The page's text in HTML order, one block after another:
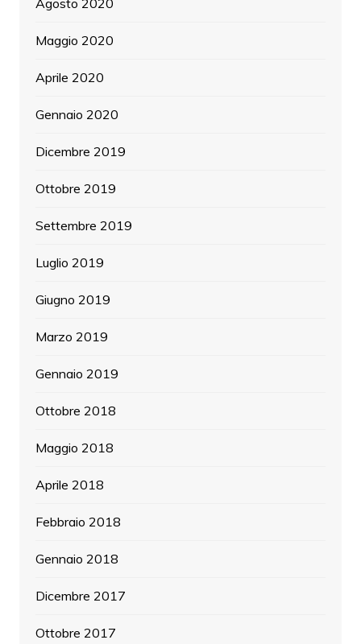
Agosto 2020
Maggio 2020
Aprile 2020
Gennaio 2020
Dicembre 2019
Ottobre 2019
Settembre 2019
Luglio 2019
Giugno 2019
Marzo 2019
Gennaio 2019
Ottobre 2018
Maggio 2018
Aprile 2018
Febbraio 2018
Gennaio 2018
Dicembre 2017
Ottobre 2017